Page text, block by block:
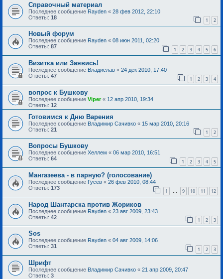
Справочный материал
Последнее сообщение Rayden « 28 фев 2012, 22:10
Ответы: 18 1 2
Новый форум
Последнее сообщение Rayden « 08 июн 2011, 02:20
Ответы: 87 1 2 3 4 5 6
Визитка или Заявись!
Последнее сообщение Владислав « 24 дек 2010, 17:40
Ответы: 47 1 2 3 4
вопрос к Бушкову
Последнее сообщение Viper« 12 апр 2010, 19:34
Ответы: 12
Готовимся к Дню Варения
Последнее сообщение Владимир Сачивко « 15 мар 2010, 20:16
Ответы: 21 1 2
Вопросы Бушкову
Последнее сообщение Хеллем « 06 мар 2010, 16:51
Ответы: 64 1 2 3 4 5
Мангазеева - в парную? (голосование)
Последнее сообщение Гусев « 26 фев 2010, 08:44
Ответы: 173 1 … 9 10 11 12
Народ Шантарска против Жориков
Последнее сообщение Rayden « 23 авг 2009, 23:43
Ответы: 42 1 2 3
Sоs
Последнее сообщение Rayden « 04 авг 2009, 14:06
Ответы: 31 1 2 3
Шрифт
Последнее сообщение Владимир Сачивко « 21 апр 2009, 20:47
Ответы: 3